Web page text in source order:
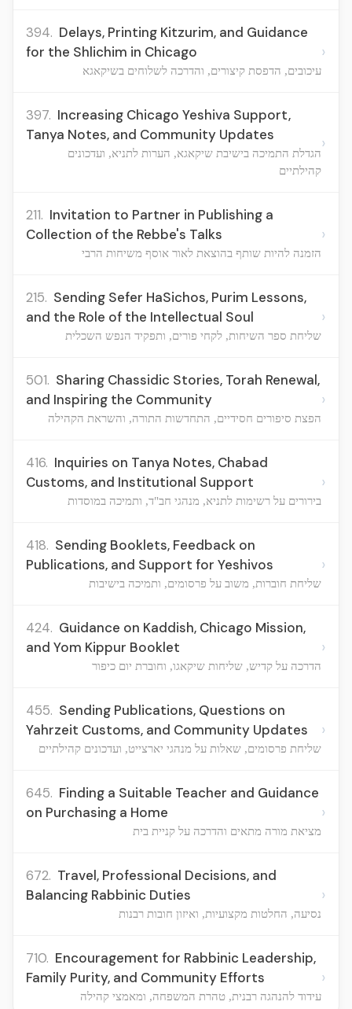
394. Delays, Printing Kitzurim, and Guidance
for the Shlichim in Chicago
עיכובים, הדפסת קיצורים, והדרכה לשלוחים בשיקאגא
›
397. Increasing Chicago Yeshiva Support,
Tanya Notes, and Community Updates
הגדלת התמיכה בישיבת שיקאגא, הערות לתניא, ועדכונים
קהילתיים
›
211. Invitation to Partner in Publishing a
Collection of the Rebbe's Talks
הזמנה להיות שותף בהוצאת לאור אוסף משיחות הרבי
›
215. Sending Sefer HaSichos, Purim Lessons,
and the Role of the Intellectual Soul
שליחת ספר השיחות, לקחי פורים, ותפקיד הנפש השכלית
›
501. Sharing Chassidic Stories, Torah Renewal,
and Inspiring the Community
הפצת סיפורים חסידיים, התחדשות התורה, והשראת הקהילה
›
416. Inquiries on Tanya Notes, Chabad
Customs, and Institutional Support
בירורים על רשימות לתניא, מנהגי חב"ד, ותמיכה במוסדות
›
418. Sending Booklets, Feedback on
Publications, and Support for Yeshivos
שליחת חוברות, משוב על פרסומים, ותמיכה בישיבות
›
424. Guidance on Kaddish, Chicago Mission,
and Yom Kippur Booklet
הדרכה על קדיש, שליחות שיקאגו, וחוברת יום כיפור
›
455. Sending Publications, Questions on
Yahrzeit Customs, and Community Updates
שליחת פרסומים, שאלות על מנהגי יארצייט, ועדכונים קהילתיים
›
645. Finding a Suitable Teacher and Guidance
on Purchasing a Home
מציאת מורה מתאים והדרכה על קניית בית
›
672. Travel, Professional Decisions, and
Balancing Rabbinic Duties
נסיעה, החלטות מקצועיות, ואיזון חובות רבנות
›
710. Encouragement for Rabbinic Leadership,
Family Purity, and Community Efforts
עידוד להנהגה רבנית, טהרת המשפחה, ומאמצי קהילה
›